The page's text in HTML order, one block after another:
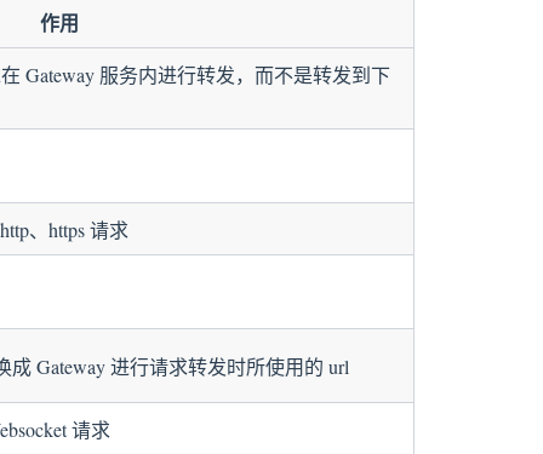
作用
Gateway 服务内进行转发，而不是转发到下
、https 请求
成 Gateway 进行请求转发时所使用的 url
请求